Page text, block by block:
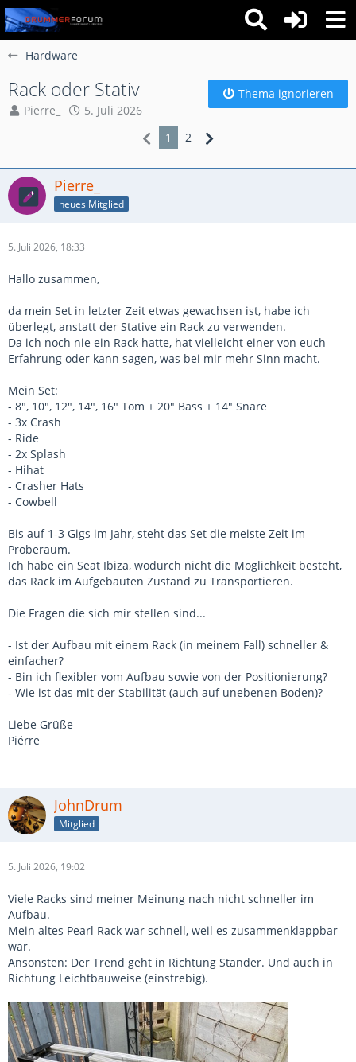
Hardware
Rack oder Stativ
Pierre_ 5. Juli 2026
Thema ignorieren
1 2
Pierre_
neues Mitglied
5. Juli 2026, 18:33
Hallo zusammen,
da mein Set in letzter Zeit etwas gewachsen ist, habe ich
überlegt, anstatt der Stative ein Rack zu verwenden.
Da ich noch nie ein Rack hatte, hat vielleicht einer von euch
Erfahrung oder kann sagen, was bei mir mehr Sinn macht.
Mein Set:
- 8", 10", 12", 14", 16" Tom + 20" Bass + 14" Snare
- 3x Crash
- Ride
- 2x Splash
- Hihat
- Crasher Hats
- Cowbell
Bis auf 1-3 Gigs im Jahr, steht das Set die meiste Zeit im
Proberaum.
Ich habe ein Seat Ibiza, wodurch nicht die Möglichkeit besteht,
das Rack im Aufgebauten Zustand zu Transportieren.
Die Fragen die sich mir stellen sind...
- Ist der Aufbau mit einem Rack (in meinem Fall) schneller &
einfacher?
- Bin ich flexibler vom Aufbau sowie von der Positionierung?
- Wie ist das mit der Stabilität (auch auf unebenen Boden)?
Liebe Grüße
Piérre
JohnDrum
Mitglied
5. Juli 2026, 19:02
Viele Racks sind meiner Meinung nach nicht schneller im
Aufbau.
Mein altes Pearl Rack war schnell, weil es zusammenklappbar
war.
Ansonsten: Der Trend geht in Richtung Ständer. Und auch in
Richtung Leichtbauweise (einstrebig).